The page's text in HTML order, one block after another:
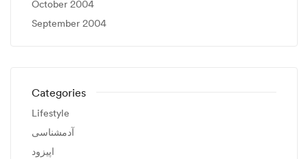
October 2004
September 2004
Categories
Lifestyle
آدمشناسی
اپیزود